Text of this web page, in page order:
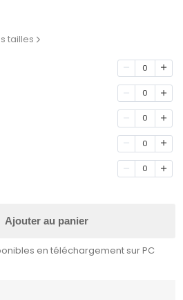
tailles
0
0
0
0
0
Ajouter au panier
en téléchargement sur PC